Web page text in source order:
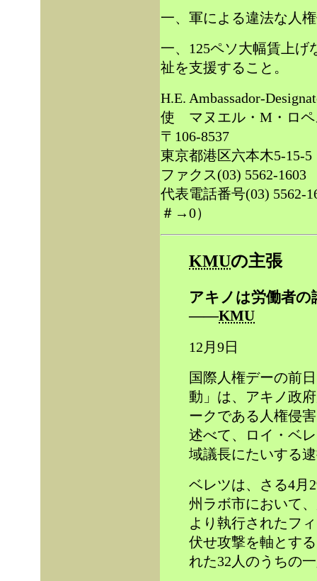
一、軍による違法な人
一、125ペソ大幅賃上
祉を支援すること。
H.E. Ambassador-
使 マヌエル・M・ロペ
〒106-8537
東京都港区六本木5-15-5
ファクス(03) 5562-1603
代表電話番号(03)
＃→0）
KMUの主張
アキノは労働者
――KMU
12月9日
国際人権デーの前
動」は、アキノ政
ークである人権侵
述べて、ロイ・ベ
域議長にたいする
ベレツは、さる4月
州ラボ市において
より執行されたフ
伏せ攻撃を軸とす
れた32人のうちの